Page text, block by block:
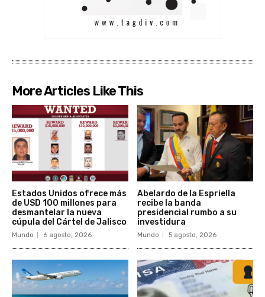
More Articles Like This
Estados Unidos ofrece más
de USD 100 millones para
desmantelar la nueva
cúpula del Cártel de Jalisco
Mundo 6 agosto, 2026
Abelardo de la Espriella
recibe la banda
presidencial rumbo a su
investidura
Mundo 5 agosto, 2026